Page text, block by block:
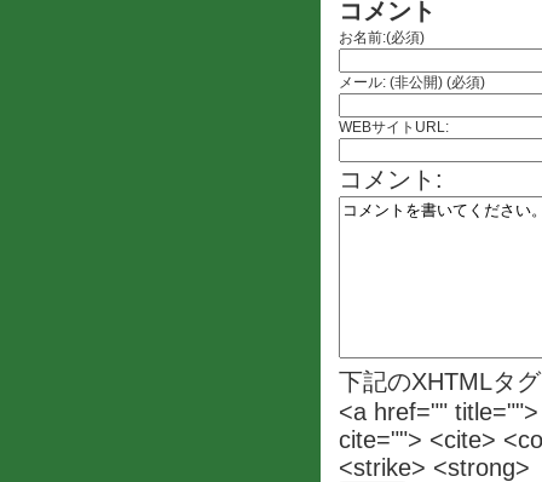
コメント
お名前:(必須)
メール: (非公開) (必須)
WEBサイトURL:
コメント:
下記のXHTMLタ
<a href=""
cite=""> <cite>
<strike> <strong>